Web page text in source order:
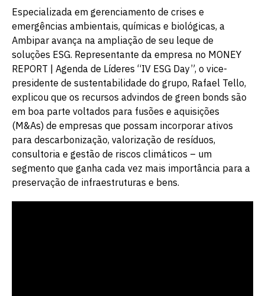
Especializada em gerenciamento de crises e
emergências ambientais, químicas e biológicas, a
Ambipar avança na ampliação de seu leque de
soluções ESG. Representante da empresa no MONEY
REPORT | Agenda de Líderes “IV ESG Day”, o vice-
presidente de sustentabilidade do grupo, Rafael Tello,
explicou que os recursos advindos de green bonds são
em boa parte voltados para fusões e aquisições
(M&As) de empresas que possam incorporar ativos
para descarbonização, valorização de resíduos,
consultoria e gestão de riscos climáticos – um
segmento que ganha cada vez mais importância para a
preservação de infraestruturas e bens.